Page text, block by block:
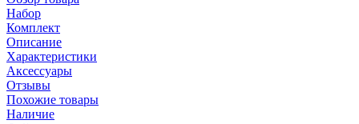
Набор
Комплект
Описание
Характеристики
Аксессуары
Отзывы
Похожие товары
Наличие